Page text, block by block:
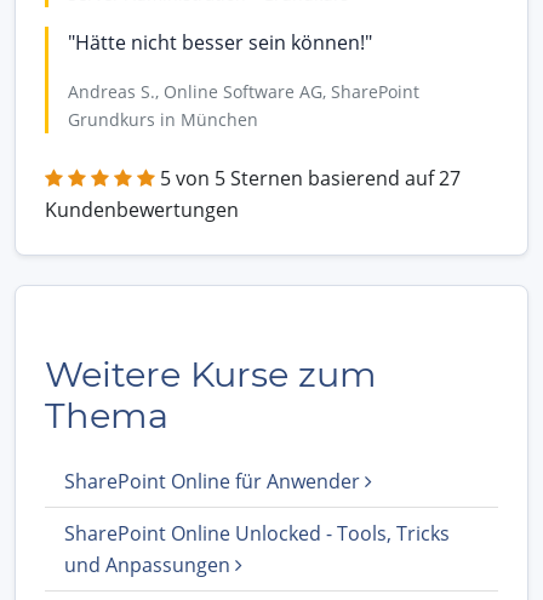
"Hätte nicht besser sein können!"
Andreas S., Online Software AG, SharePoint
Grundkurs in München
5 von 5 Sternen basierend auf 27
Kundenbewertungen
Weitere Kurse zum
Thema
SharePoint Online für Anwender
SharePoint Online Unlocked - Tools, Tricks
und Anpassungen